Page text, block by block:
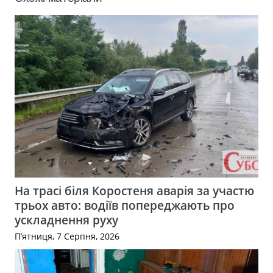
На трасі біля Коростеня аварія за участю
трьох авто: водіїв попереджають про
ускладнення руху
П’ятниця, 7 Серпня, 2026